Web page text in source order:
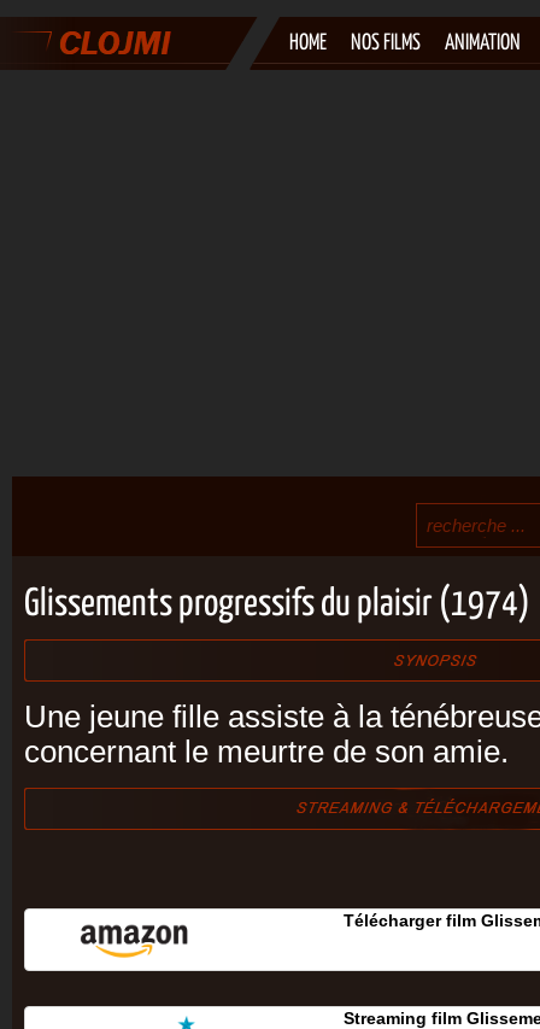
HOME NOS FILMS ANIMATION
Glissements progressifs du plaisir (1974)
Une jeune fille assiste à la
concernant le meurtre de son amie.
Télécharger film
Streaming film